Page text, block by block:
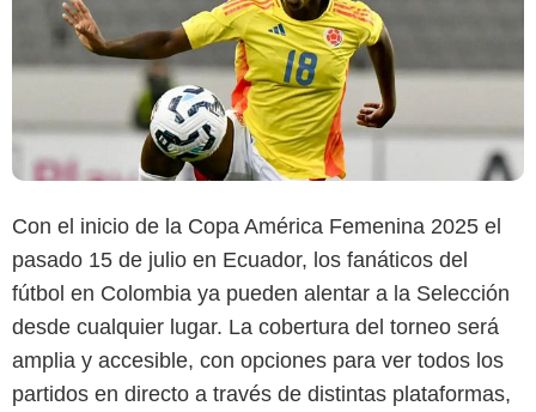
Con el inicio de la Copa América Femenina 2025 el
pasado 15 de julio en Ecuador, los fanáticos del
fútbol en Colombia ya pueden alentar a la Selección
desde cualquier lugar. La cobertura del torneo será
amplia y accesible, con opciones para ver todos los
partidos en directo a través de distintas plataformas,